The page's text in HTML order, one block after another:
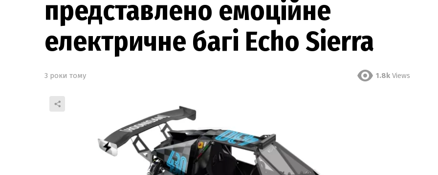
представлено емоційне
електричне багі Echo Sierra
3 роки тому 1.8k Views